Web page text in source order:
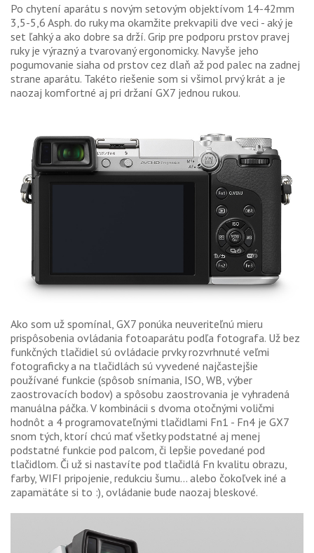
Po chytení aparátu s novým setovým objektívom 14-42mm
3,5-5,6 Asph. do ruky ma okamžite prekvapili dve veci - aký je
set ľahký a ako dobre sa drží. Grip pre podporu prstov pravej
ruky je výrazný a tvarovaný ergonomicky. Navyše jeho
pogumovanie siaha od prstov cez dlaň až pod palec na zadnej
strane aparátu. Takéto riešenie som si všimol prvý krát a je
naozaj komfortné aj pri držaní GX7 jednou rukou.
Ako som už spomínal, GX7 ponúka neuveriteľnú mieru
prispôsobenia ovládania fotoaparátu podľa fotografa. Už bez
funkčných tlačidiel sú ovládacie prvky rozvrhnuté veľmi
fotograficky a na tlačidlách sú vyvedené najčastejšie
používané funkcie (spôsob snímania, ISO, WB, výber
zaostrovacích bodov) a spôsobu zaostrovania je vyhradená
manuálna páčka. V kombinácii s dvoma otočnými voličmi
hodnôt a 4 programovateľnými tlačidlami Fn1 - Fn4 je GX7
snom tých, ktorí chcú mať všetky podstatné aj menej
podstatné funkcie pod palcom, či lepšie povedané pod
tlačidlom. Či už si nastavíte pod tlačidlá Fn kvalitu obrazu,
farby, WIFI pripojenie, redukciu šumu... alebo čokoľvek iné a
zapamätáte si to :), ovládanie bude naozaj bleskové.